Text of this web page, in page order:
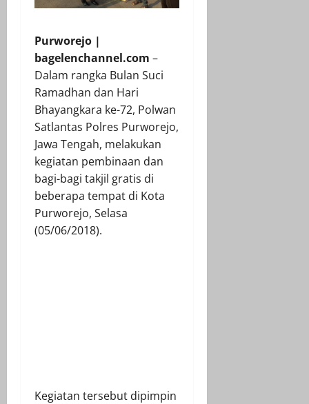
Purworejo |
bagelenchannel.com –
Dalam rangka Bulan Suci
Ramadhan dan Hari
Bhayangkara ke-72, Polwan
Satlantas Polres Purworejo,
Jawa Tengah, melakukan
kegiatan pembinaan dan
bagi-bagi takjil gratis di
beberapa tempat di Kota
Purworejo, Selasa
(05/06/2018).
Kegiatan tersebut dipimpin